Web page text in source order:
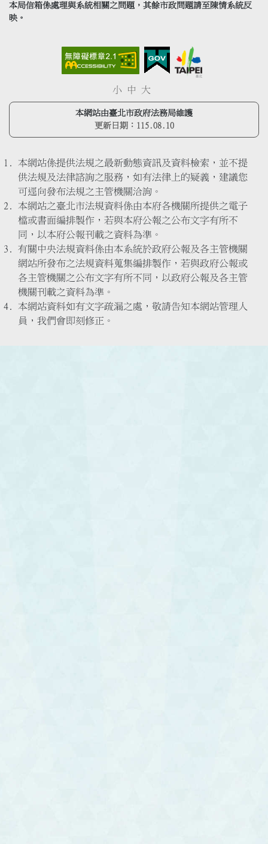
本局信箱係處理與系統相關之問題，其餘市政問題請至陳情系統反
映。
小 中 大
本網站由臺北市政府法務局維護
更新日期： 115.08.10
本網站係提供法規之最新動態資訊及資料檢索，並不提
供法規及法律諮詢之服務，如有法律上的疑義，建議您
可逕向發布法規之主管機關洽詢。
本網站之臺北市法規資料係由本府各機關所提供之電子
檔或書面編排製作，若與本府公報之公布文字有所不
同，以本府公報刊載之資料為準。
有關中央法規資料係由本系統於政府公報及各主管機關
網站所發布之法規資料蒐集編排製作，若與政府公報或
各主管機關之公布文字有所不同，以政府公報及各主管
機關刊載之資料為準。
本網站資料如有文字疏漏之處，敬請告知本網站管理人
員，我們會即刻修正。